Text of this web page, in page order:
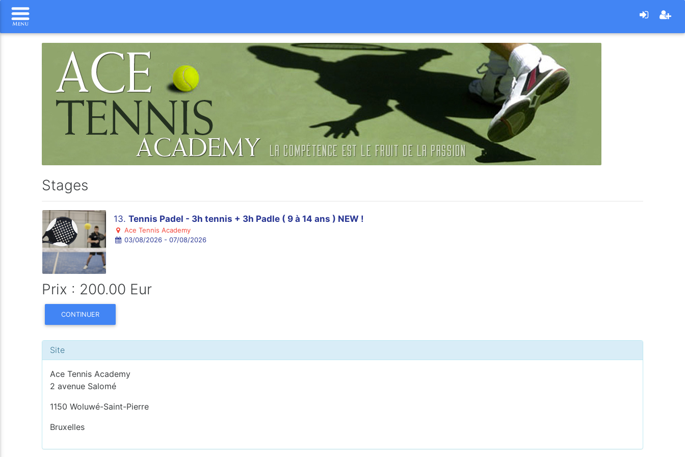
Stages
13.Tennis Padel - 3h tennis + 3h Padle ( 9 à 14 ans ) NEW !
Ace Tennis Academy
03/08/2026 - 07/08/2026
Prix : 200.00 Eur
CONTINUER
Site
Ace Tennis Academy
2 avenue Salomé
1150 Woluwé-Saint-Pierre
Bruxelles